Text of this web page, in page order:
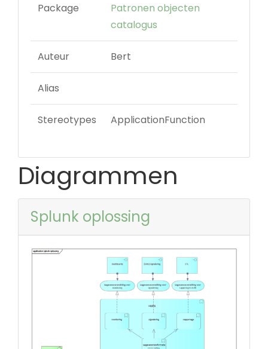
Package
Patronen objecten
catalogus
Auteur Bert
Alias
Stereotypes ApplicationFunction
Diagrammen
Splunk oplossing